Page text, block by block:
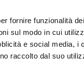
fornire funzionalità
sul modo in cui
e social media, i
raccolto dal suo